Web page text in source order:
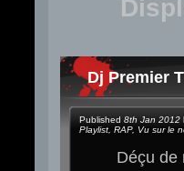
Dj Premier
Published 8th Jan 2012
Playlist RAP, Vu sur le
Déçu de